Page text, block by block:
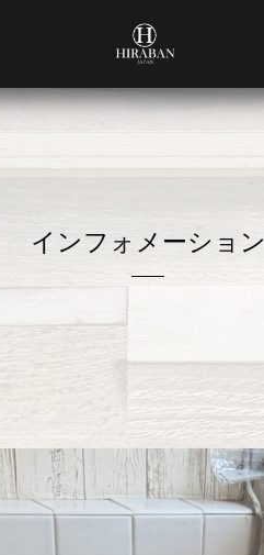
インフォメーション